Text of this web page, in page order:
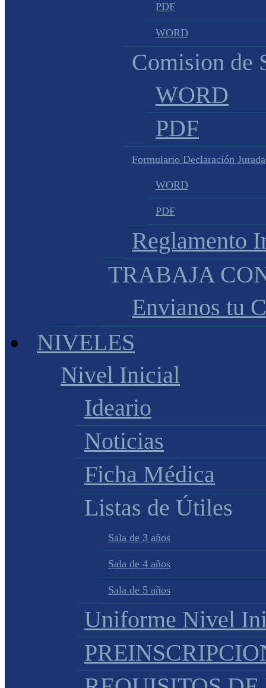
PDF
WORD
Comision de
WORD
PDF
Formulario Declaración
WORD
PDF
Reglamento
TRABAJA
Envianos tu
NIVELES
Nivel Inicial
Ideario
Noticias
Ficha Médica
Listas de Útiles
Sala de 3 años
Sala de 4 años
Sala de 5 años
Uniforme Nivel